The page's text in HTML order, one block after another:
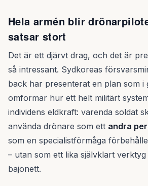
Hela armén blir
satsar stort
Det är ett djärvt drag, och det är
så intressant. Sydkoreas
back har presenterat en plan som i
omformar hur ett helt militärt
individens eldkraft: varenda soldat
använda drönare som ett andra
som en specialistförmåga
– utan som ett lika självklart
bajonett.